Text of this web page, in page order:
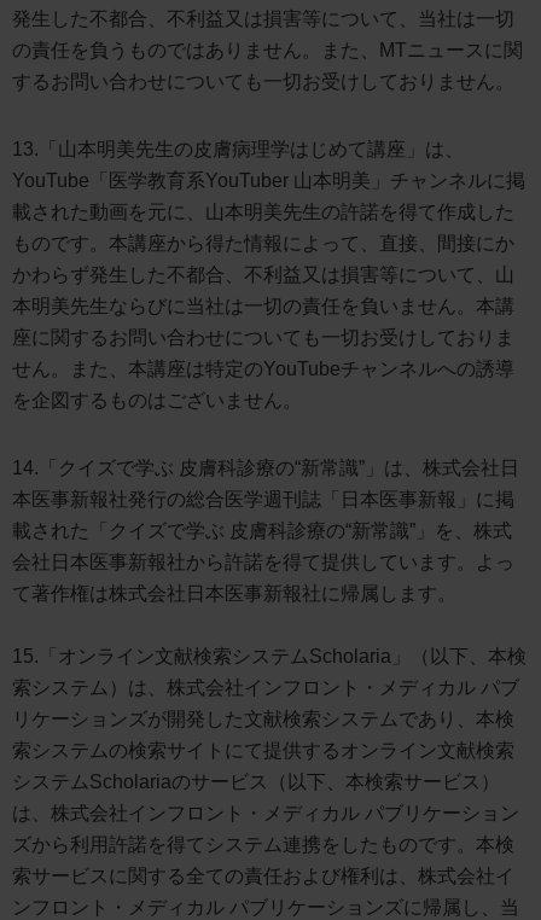
発生した不都合、不利益又は損害等について、当社は一切
の責任を負うものではありません。また、MTニュースに関
するお問い合わせについても一切お受けしておりません。
13.「山本明美先生の皮膚病理学はじめて講座」は、
YouTube「医学教育系YouTuber 山本明美」チャンネルに掲
載された動画を元に、山本明美先生の許諾を得て作成した
ものです。本講座から得た情報によって、直接、間接にか
かわらず発生した不都合、不利益又は損害等について、山
本明美先生ならびに当社は一切の責任を負いません。本講
座に関するお問い合わせについても一切お受けしておりま
せん。また、本講座は特定のYouTubeチャンネルへの誘導
を企図するものはございません。
14.「クイズで学ぶ 皮膚科診療の“新常識”」は、株式会社日
本医事新報社発行の総合医学週刊誌「日本医事新報」に掲
載された「クイズで学ぶ 皮膚科診療の“新常識”」を、株式
会社日本医事新報社から許諾を得て提供しています。よっ
て著作権は株式会社日本医事新報社に帰属します。
15.「オンライン文献検索システムScholaria」（以下、本検
索システム）は、株式会社インフロント・メディカル パブ
リケーションズが開発した文献検索システムであり、本検
索システムの検索サイトにて提供するオンライン文献検索
システムScholariaのサービス（以下、本検索サービス）
は、株式会社インフロント・メディカル パブリケーション
ズから利用許諾を得てシステム連携をしたものです。本検
索サービスに関する全ての責任および権利は、株式会社イ
ンフロント・メディカル パブリケーションズに帰属し、当